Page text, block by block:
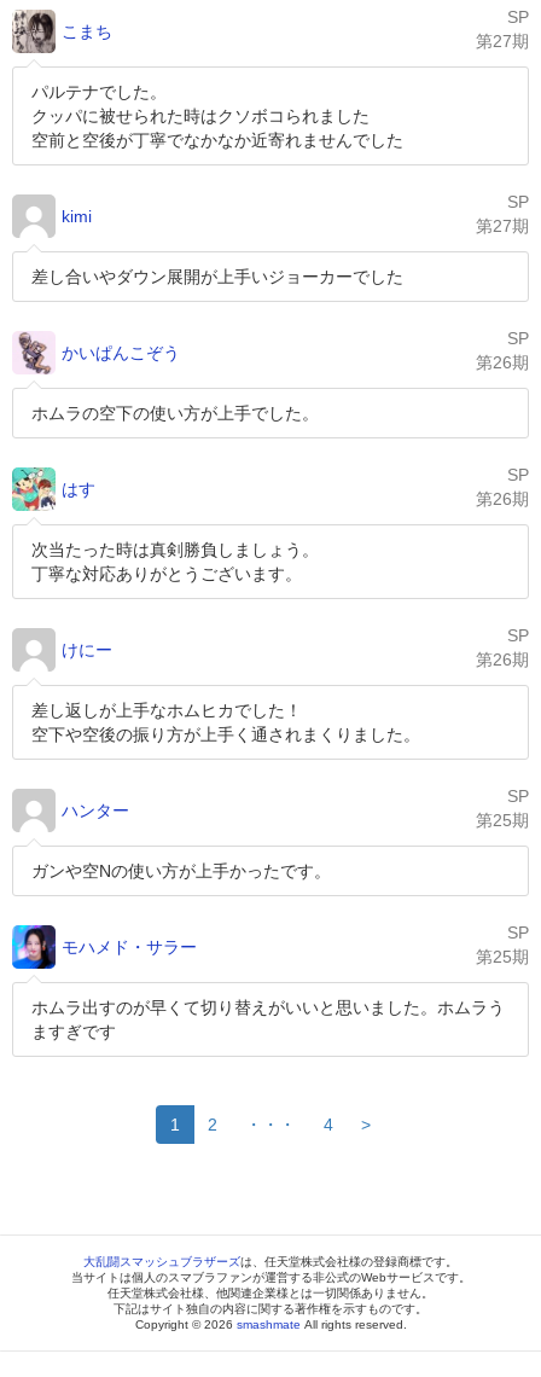
こまち
SP
第27期
パルテナでした。
クッパに被せられた時はクソボコられました
空前と空後が丁寧でなかなか近寄れませんでした
kimi
SP
第27期
差し合いやダウン展開が上手いジョーカーでした
かいぱんこぞう
SP
第26期
ホムラの空下の使い方が上手でした。
はす
SP
第26期
次当たった時は真剣勝負しましょう。
丁寧な対応ありがとうございます。
けにー
SP
第26期
差し返しが上手なホムヒカでした！
空下や空後の振り方が上手く通されまくりました。
ハンター
SP
第25期
ガンや空Nの使い方が上手かったです。
モハメド・サラー
SP
第25期
ホムラ出すのが早くて切り替えがいいと思いました。ホムラう
ますぎです
1 2 ・・・ 4 >
大乱闘スマッシュブラザーズは、任天堂株式会社様の登録商標です。
当サイトは個人のスマブラファンが運営する非公式のWebサービスです。
任天堂株式会社様、他関連企業様とは一切関係ありません。
下記はサイト独自の内容に関する著作権を示すものです。
Copyright © 2026 smashmate All rights reserved.